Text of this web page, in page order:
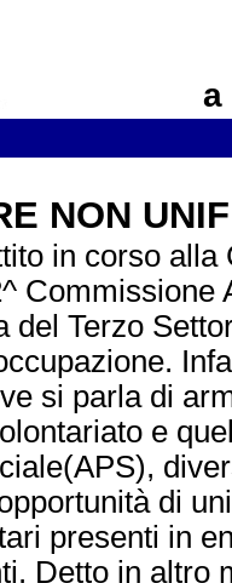
a
NON
in corso alla
Commissione
del Terzo
si parla di
e
di
presenti in
Detto in altro